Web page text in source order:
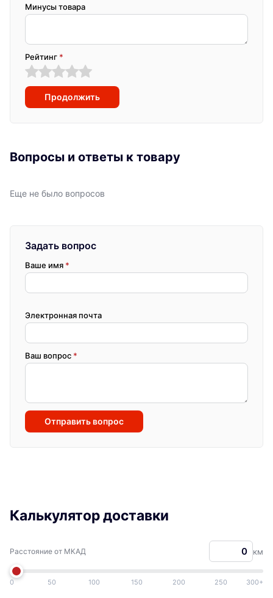
Минусы товара
Рейтинг *
Продолжить
Вопросы и ответы к товару
Еще не было вопросов
Задать вопрос
Ваше имя *
Электронная почта
Ваш вопрос *
Отправить вопрос
Калькулятор доставки
Расстояние от МКАД км
0 50 100 150 200 250 300+